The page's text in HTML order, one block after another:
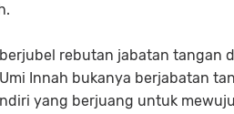
rebutan jabatan tangan
Innah bukanya berjabatan
yang berjuang untuk